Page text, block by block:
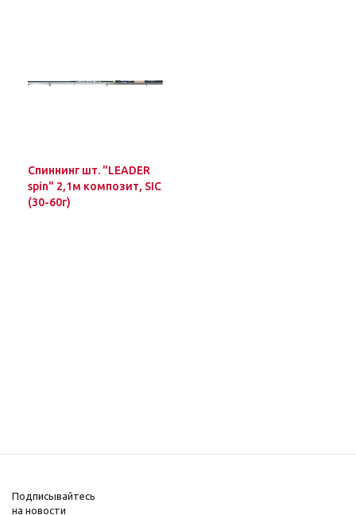
Спиннинг шт. "LEADER
spin" 2,1м композит, SIC
(30-60г)
Подписывайтесь
на новости